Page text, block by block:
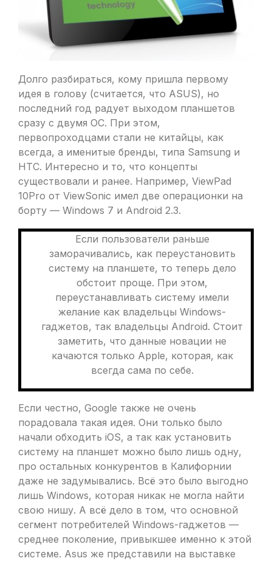
Долго разбираться, кому пришла первому
идея в голову (считается, что ASUS), но
последний год радует выходом планшетов
сразу с двумя ОС. При этом,
первопроходцами стали не китайцы, как
всегда, а именитые бренды, типа Samsung и
HTC. Интересно и то, что концепты
существовали и ранее. Например, ViewPad
10Pro от ViewSonic имел две операционки на
борту — Windows 7 и Android 2.3.
Если пользователи раньше
заморачивались, как переустановить
систему на планшете, то теперь дело
обстоит проще. При этом,
переустанавливать систему имели
желание как владельцы Windows-
гаджетов, так владельцы Android. Стоит
заметить, что данные новации не
качаются только Apple, которая, как
всегда сама по себе.
Если честно, Google также не очень
порадовала такая идея. Они только было
начали обходить iOS, а так как установить
систему на планшет можно было лишь одну,
про остальных конкурентов в Калифорнии
даже не задумывались. Всё это было выгодно
лишь Windows, которая никак не могла найти
свою нишу. А всё дело в том, что основной
сегмент потребителей Windows-гаджетов —
среднее поколение, привыкшее именно к этой
системе. Asus же представили на выставке